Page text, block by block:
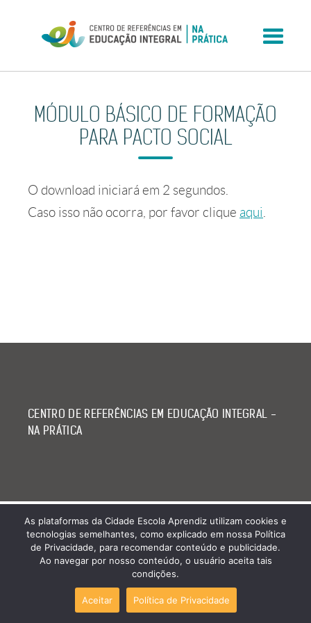
MÓDULO BÁSICO DE FORMAÇÃO
PARA PACTO SOCIAL
O download iniciará em 2 segundos.
Caso isso não ocorra, por favor clique aqui
CENTRO DE REFERÊNCIAS EM EDUCAÇÃO INTEGRAL -
NA PRÁTICA
As plataformas da Cidade Escola Aprendiz utilizam cookies e
tecnologias semelhantes, como explicado em nossa Política
de Privacidade, para recomendar conteúdo e publicidade.
Ao navegar por nosso conteúdo, o usuário aceita tais
condições.
Aceitar Política de Privacidade